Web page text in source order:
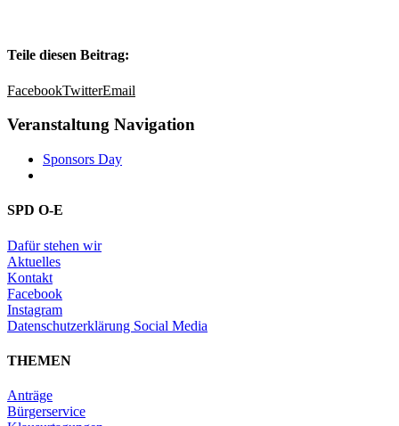
Teile diesen Beitrag:
FacebookTwitterEmail
Veranstaltung Navigation
Sponsors Day
SPD O-E
Dafür stehen wir
Aktuelles
Kontakt
Facebook
Instagram
Datenschutzerklärung Social Media
THEMEN
Anträge
Bürgerservice